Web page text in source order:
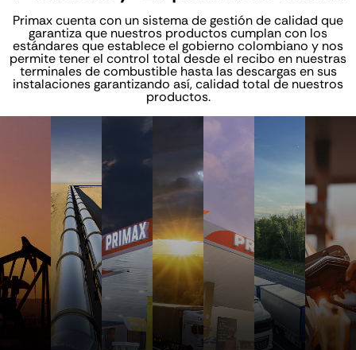
Primax cuenta con un sistema de gestión de calidad que
garantiza que nuestros productos cumplan con los
estándares que establece el gobierno colombiano y nos
permite tener el control total desde el recibo en nuestras
terminales de combustible hasta las descargas en sus
instalaciones garantizando así, calidad total de nuestros
productos.